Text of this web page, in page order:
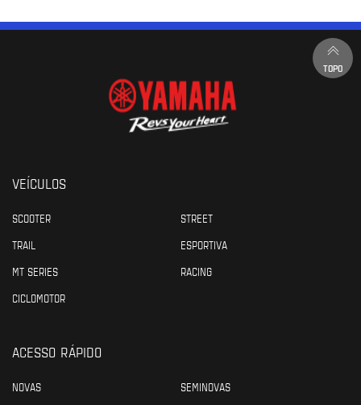
TOPO
VEÍCULOS
SCOOTER
STREET
TRAIL
ESPORTIVA
MT SERIES
RACING
CICLOMOTOR
ACESSO RÁPIDO
NOVAS
SEMINOVAS